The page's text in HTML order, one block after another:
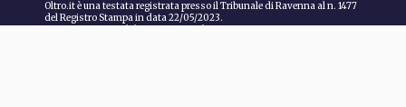
Oltro.it è una testata registrata presso il Tribunale di Ravenna al n. 1477
del Registro Stampa in data 22/05/2023.
Direttore responsabile: Marco Guardanti.